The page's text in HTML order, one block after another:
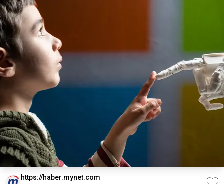
https://haber.mynet.com